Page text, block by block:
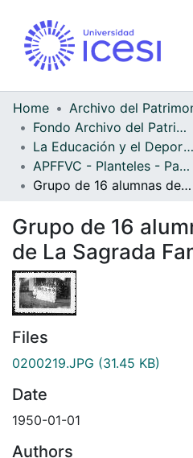
Home
Fondo Archivo del Patrimonio Fotográfico y Fílmico del Valle del Cauca
La Educación y el Deporte
APFFVC - Planteles - Patrimonial
Grupo de 16 alumnas del colegio de La Sagrada Familia
Grupo de 16
de La Sagrada
Files
0200219.JPG (31.45 KB)
Date
1950-01-01
Authors